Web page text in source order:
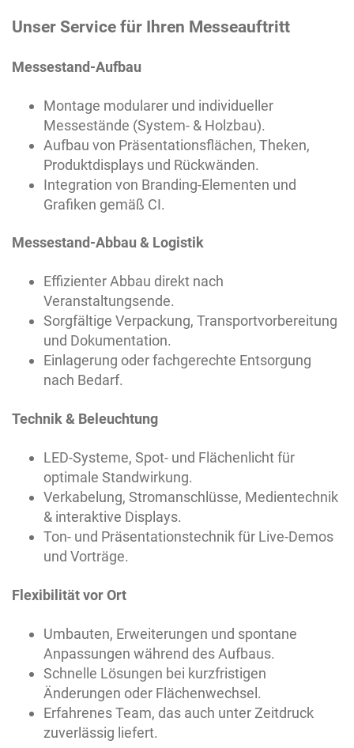
Unser Service für Ihren Messeauftritt
Messestand-Aufbau
Montage modularer und individueller
Messestände (System- & Holzbau).
Aufbau von Präsentationsflächen, Theken,
Produktdisplays und Rückwänden.
Integration von Branding-Elementen und
Grafiken gemäß CI.
Messestand-Abbau & Logistik
Effizienter Abbau direkt nach
Veranstaltungsende.
Sorgfältige Verpackung, Transportvorbereitung
und Dokumentation.
Einlagerung oder fachgerechte Entsorgung
nach Bedarf.
Technik & Beleuchtung
LED-Systeme, Spot- und Flächenlicht für
optimale Standwirkung.
Verkabelung, Stromanschlüsse, Medientechnik
& interaktive Displays.
Ton- und Präsentationstechnik für Live-Demos
und Vorträge.
Flexibilität vor Ort
Umbauten, Erweiterungen und spontane
Anpassungen während des Aufbaus.
Schnelle Lösungen bei kurzfristigen
Änderungen oder Flächenwechsel.
Erfahrenes Team, das auch unter Zeitdruck
zuverlässig liefert.